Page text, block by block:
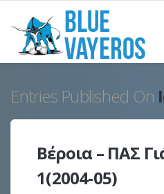
Entries Published On
Βέροια – ΠΑΣ
1(2004-05)